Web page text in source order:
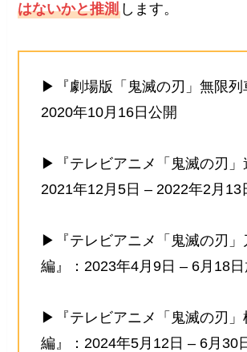
はないかと推測 します。
▶『劇場版「鬼滅の刃」無限列
2020年10月16日公開
▶『テレビアニメ「鬼滅の刃」
2021年12月5日 – 2022年2月13
▶『テレビアニメ「鬼滅の刃」
編』：2023年4月9日 – 6月18
▶『テレビアニメ「鬼滅の刃」
編』：2024年5月12日 – 6月30